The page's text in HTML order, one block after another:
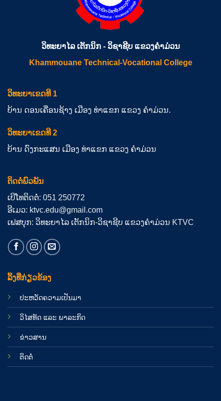
ວິທະຍາໄລ ເຕັກນິກ - ວິຊາຊີບ ແຂວງຄຳມ່ວນ
Khammouane Technical-Vocational College
ວິທະຍາເຂດທີ 1
ບ້ານ ດອນເຄື່ອນຊ້າງ ເມືອງ ທ່າແຂກ ແຂວງ ຄຳມ່ວນ.
ວິທະຍາເຂດທີ 2
ບ້ານ ດົງກະແສນ ເມືອງ ທ່າແຂກ ແຂວງ ຄຳມ່ວນ
ຕິດຕໍ່ພົວພັນ
ເບີໂທຕິດຕໍ່: 051 250772
ອີເມວ: ktvc.edu@gmail.com
ເຟສບຸກ: ວິທະຍາໄລ ເຕັກນິກ-ວິຊາຊີບ ແຂວງຄຳມ່ວນ KTVC
ລິ້ງທີ່ກ່ຽວຂ້ອງ
ປະຫວັດຄວາມເປັນມາ
ວິໄສທັດ ແລະ ພາລະກິດ
ຂ່າວສານ
ຕິດຕໍ່